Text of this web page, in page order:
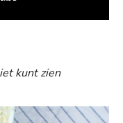
kunt zien